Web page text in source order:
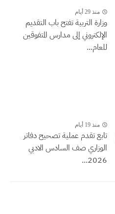
منذ 29 أيام
وزارة التربية تفتح باب التقديم
الإلكتروني إلى مدارس المتفوقين
للعام...
منذ 19 أيام
تابع تقدم عملية تصحيح دفاتر
الوزاري صف السادس الادبي
2026...